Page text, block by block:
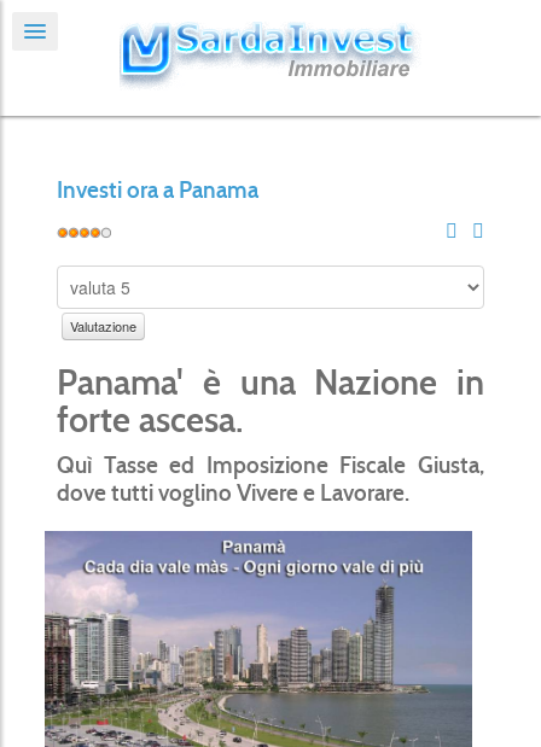
Investi ora a Panama
Panama' è una Nazione in
forte ascesa.
Quì Tasse ed Imposizione Fiscale Giusta,
dove tutti voglino Vivere e Lavorare.